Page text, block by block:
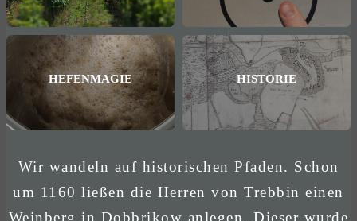
HEFENMAGIE HISTORIE
Wir wandeln auf historischen Pfaden. Schon
um 1160 ließen die Herren von Trebbin einen
Weinberg in Dobbrikow anlegen. Dieser wurde